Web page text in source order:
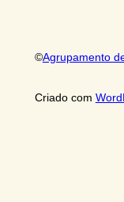
©Agrupamento
Criado com